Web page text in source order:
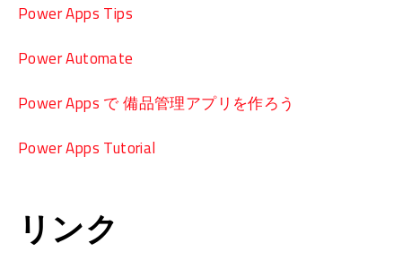
Power Apps Tips
Power Automate
Power Apps で 備品管理アプリを作ろう
Power Apps Tutorial
リンク